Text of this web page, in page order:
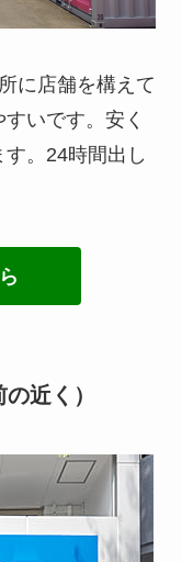
に店舗を構えて
いです。安く
。24時間出し
近く）